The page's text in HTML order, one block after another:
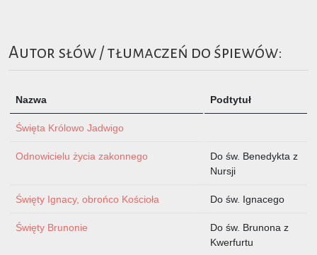
Autor słów / tłumaczeń do śpiewów:
Nazwa Podtytuł
Święta Królowo Jadwigo
Odnowicielu życia zakonnego
Do św. Benedykta z
Nursji
Święty Ignacy, obrońco Kościoła Do św. Ignacego
Święty Brunonie
Do św. Brunona z
Kwerfurtu